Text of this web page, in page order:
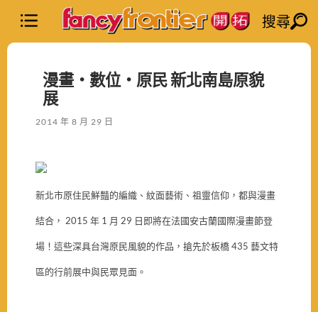
搜尋
漫畫‧數位‧原民 新北南島原貌
展
2014 年 8 月 29 日
新北市原住民鮮豔的編織、紋面藝術、祖靈信仰，都與漫畫
結合， 2015 年 1 月 29 日即將在法國安古蘭國際漫畫節登
場！這些深具台灣原民風貌的作品，搶先於板橋 435 藝文特
區的行前展中與民眾見面。